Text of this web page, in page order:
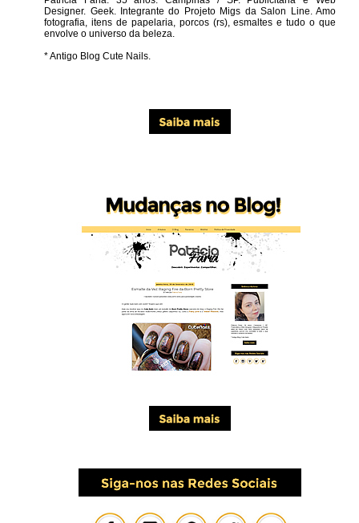
Designer. Geek. Integrante do Projeto Migs da Salon Line. Amo
fotografia, itens de papelaria, porcos (rs), esmaltes e tudo o que
envolve o universo da beleza.
* Antigo Blog Cute Nails.